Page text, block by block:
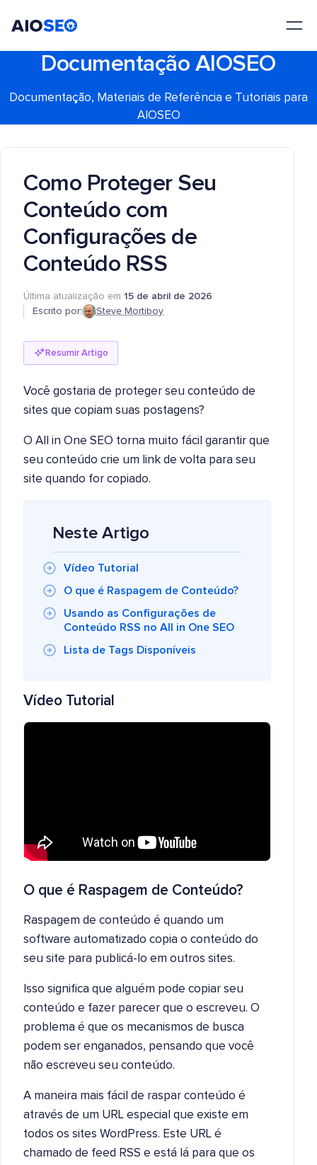
Documentação AIOSEO
Documentação, Materiais de Referência e Tutoriais para
AIOSEO
Como Proteger Seu
Conteúdo com
Configurações de
Conteúdo RSS
Última atualização em 15 de abril de 2026
Escrito por:
Steve Mortiboy
Resumir Artigo
Você gostaria de proteger seu conteúdo de
sites que copiam suas postagens?
O All in One SEO torna muito fácil garantir que
seu conteúdo crie um link de volta para seu
site quando for copiado.
Neste Artigo
Vídeo Tutorial
O que é Raspagem de Conteúdo?
Usando as Configurações de
Conteúdo RSS no All in One SEO
Lista de Tags Disponíveis
Vídeo Tutorial
O que é Raspagem de Conteúdo?
Raspagem de conteúdo é quando um
software automatizado copia o conteúdo do
seu site para publicá-lo em outros sites.
Isso significa que alguém pode copiar seu
conteúdo e fazer parecer que o escreveu. O
problema é que os mecanismos de busca
podem ser enganados, pensando que você
não escreveu seu conteúdo.
A maneira mais fácil de raspar conteúdo é
através de um URL especial que existe em
todos os sites WordPress. Este URL é
chamado de feed RSS e está lá para que os